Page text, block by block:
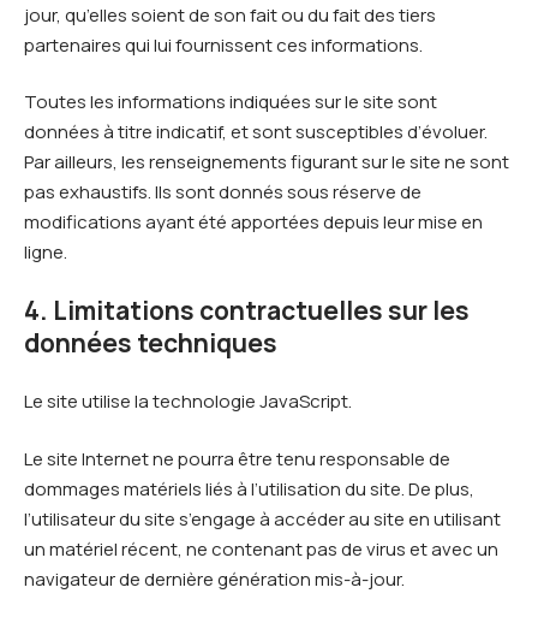
jour, qu’elles soient de son fait ou du fait des tiers
partenaires qui lui fournissent ces informations.
Toutes les informations indiquées sur le site sont
données à titre indicatif, et sont susceptibles d’évoluer.
Par ailleurs, les renseignements figurant sur le site ne sont
pas exhaustifs. Ils sont donnés sous réserve de
modifications ayant été apportées depuis leur mise en
ligne.
4. Limitations contractuelles sur les
données techniques
Le site utilise la technologie JavaScript.
Le site Internet ne pourra être tenu responsable de
dommages matériels liés à l’utilisation du site. De plus,
l’utilisateur du site s’engage à accéder au site en utilisant
un matériel récent, ne contenant pas de virus et avec un
navigateur de dernière génération mis-à-jour.